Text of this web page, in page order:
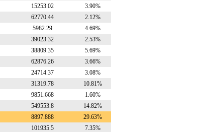
15253.02
3.90%
62770.44
2.12%
5982.29
4.69%
39023.32
2.53%
38809.35
5.69%
62876.26
3.66%
24714.37
3.08%
31319.78
10.81%
9851.668
1.60%
549553.8
14.82%
8897.888
29.63%
101935.5
7.35%